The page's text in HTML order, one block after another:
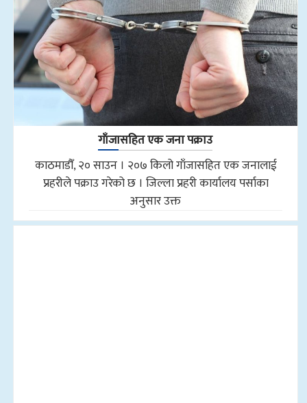
गाँजासहित एक जना पक्राउ
काठमाडौँ, २० साउन । २०७ किलो गाँजासहित एक जनालाई
प्रहरीले पक्राउ गरेको छ । जिल्ला प्रहरी कार्यालय पर्साका
अनुसार उक्त